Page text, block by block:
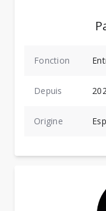
Fonction
Depuis
Origine